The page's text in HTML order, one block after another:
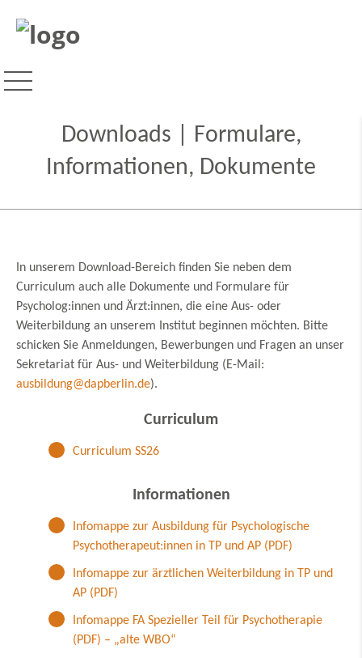
Downloads | Formulare,
Informationen, Dokumente
In unserem Download-Bereich finden Sie neben dem
Curriculum auch alle Dokumente und Formulare für
Psycholog:innen und Ärzt:innen, die eine Aus- oder
Weiterbildung an unserem Institut beginnen möchten. Bitte
schicken Sie Anmeldungen, Bewerbungen und Fragen an unser
Sekretariat für Aus- und Weiterbildung (E-Mail:
ausbildung@dapberlin.de).
Curriculum
Curriculum SS26
Informationen
Infomappe zur Ausbildung für Psychologische
Psychotherapeut:innen in TP und AP (PDF)
Infomappe zur ärztlichen Weiterbildung in TP und
AP (PDF)
Infomappe FA Spezieller Teil für Psychotherapie
(PDF) – „alte WBO“